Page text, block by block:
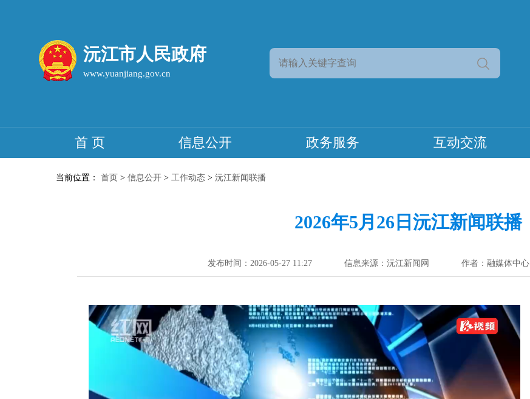
沅江市人民政府
首 页 信息公开 政务服务 互动交流
当前位置： 首页 > 信息公开 > 工作动态 > 沅江新闻联播
2026年5月26日沅江新闻联播
发布时间：2026-05-27 11:27 信息来源：沅江新闻网 作者：融媒体中心